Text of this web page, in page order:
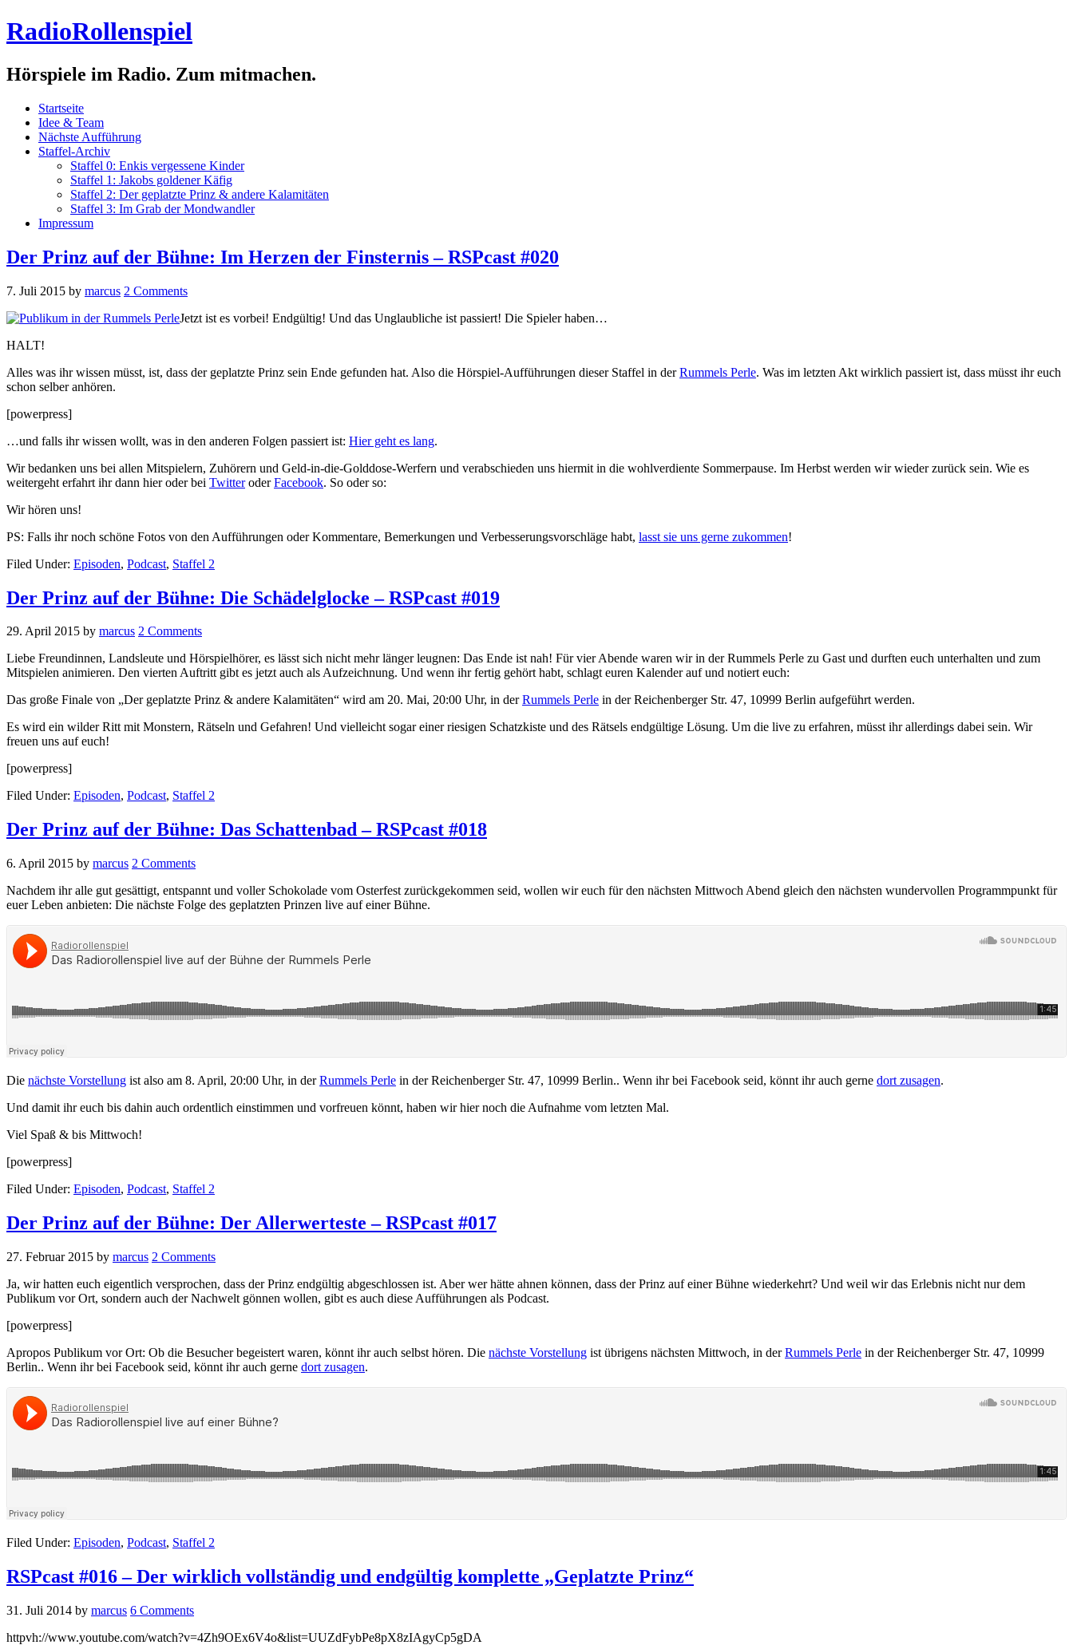
RadioRollenspiel
Hörspiele im Radio. Zum mitmachen.
Startseite
Idee & Team
Nächste Aufführung
Staffel-Archiv
Staffel 0: Enkis vergessene Kinder
Staffel 1: Jakobs goldener Käfig
Staffel 2: Der geplatzte Prinz & andere Kalamitäten
Staffel 3: Im Grab der Mondwandler
Impressum
Der Prinz auf der Bühne: Im Herzen der Finsternis – RSPcast #020
7. Juli 2015 by marcus 2 Comments
Jetzt ist es vorbei! Endgültig! Und das Unglaubliche ist passiert! Die Spieler haben…
HALT!
Alles was ihr wissen müsst, ist, dass der geplatzte Prinz sein Ende gefunden hat. Also die Hörspiel-Aufführungen dieser Staffel in derRummels Perle. Was im letzten Akt wirklich passiert ist, dass müsst ihr euch
schon selber anhören.
[powerpress]
…und falls ihr wissen wollt, was in den anderen Folgen passiert ist: Hier geht es lang.
Wir bedanken uns bei allen Mitspielern, Zuhörern und Geld-in-die-Golddose-Werfern und verabschieden uns hiermit in die wohlverdiente Sommerpause. Im Herbst werden wir wieder zurück sein. Wie es
weitergeht erfahrt ihr dann hier oder bei TwitteroderFacebook. So oder so:
Wir hören uns!
PS: Falls ihr noch schöne Fotos von den Aufführungen oder Kommentare, Bemerkungen und Verbesserungsvorschläge habt, lasst sie uns gerne zukommen!
Filed Under: Episoden, Podcast, Staffel 2
Der Prinz auf der Bühne: Die Schädelglocke – RSPcast #019
29. April 2015 by marcus 2 Comments
Liebe Freundinnen, Landsleute und Hörspielhörer, es lässt sich nicht mehr länger leugnen: Das Ende ist nah! Für vier Abende waren wir in der Rummels Perle zu Gast und durften euch unterhalten und zum
Mitspielen animieren. Den vierten Auftritt gibt es jetzt auch als Aufzeichnung. Und wenn ihr fertig gehört habt, schlagt euren Kalender auf und notiert euch:
Das große Finale von „Der geplatzte Prinz & andere Kalamitäten“ wird am 20. Mai, 20:00 Uhr, in derRummels Perle in der Reichenberger Str. 47, 10999 Berlin aufgeführt werden.
Es wird ein wilder Ritt mit Monstern, Rätseln und Gefahren! Und vielleicht sogar einer riesigen Schatzkiste und des Rätsels endgültige Lösung. Um die live zu erfahren, müsst ihr allerdings dabei sein. Wir
freuen uns auf euch!
[powerpress]
Filed Under: Episoden, Podcast, Staffel 2
Der Prinz auf der Bühne: Das Schattenbad – RSPcast #018
6. April 2015 by marcus 2 Comments
Nachdem ihr alle gut gesättigt, entspannt und voller Schokolade vom Osterfest zurückgekommen seid, wollen wir euch für den nächsten Mittwoch Abend gleich den nächsten wundervollen Programmpunkt für
euer Leben anbieten: Die nächste Folge des geplatzten Prinzen live auf einer Bühne.
Die nächste Vorstellung ist also am 8. April, 20:00 Uhr, in derRummels Perle in der Reichenberger Str. 47, 10999 Berlin.. Wenn ihr bei Facebook seid, könnt ihr auch gerne dort zusagen.
Und damit ihr euch bis dahin auch ordentlich einstimmen und vorfreuen könnt, haben wir hier noch die Aufnahme vom letzten Mal.
Viel Spaß & bis Mittwoch!
[powerpress]
Filed Under: Episoden, Podcast, Staffel 2
Der Prinz auf der Bühne: Der Allerwerteste – RSPcast #017
27. Februar 2015 by marcus 2 Comments
Ja, wir hatten euch eigentlich versprochen, dass der Prinz endgültig abgeschlossen ist. Aber wer hätte ahnen können, dass der Prinz auf einer Bühne wiederkehrt? Und weil wir das Erlebnis nicht nur dem
Publikum vor Ort, sondern auch der Nachwelt gönnen wollen, gibt es auch diese Aufführungen als Podcast.
[powerpress]
Apropos Publikum vor Ort: Ob die Besucher begeistert waren, könnt ihr auch selbst hören. Die nächste Vorstellung ist übrigens nächsten Mittwoch, in derRummels Perle in der Reichenberger Str. 47, 10999
Berlin.. Wenn ihr bei Facebook seid, könnt ihr auch gerne dort zusagen.
Filed Under: Episoden, Podcast, Staffel 2
RSPcast #016 – Der wirklich vollständig und endgültig komplette „Geplatzte Prinz“
31. Juli 2014 by marcus 6 Comments
httpvh://www.youtube.com/watch?v=4Zh9OEx6V4o&list=UUZdFybPe8pX8zIAgyCp5gDA